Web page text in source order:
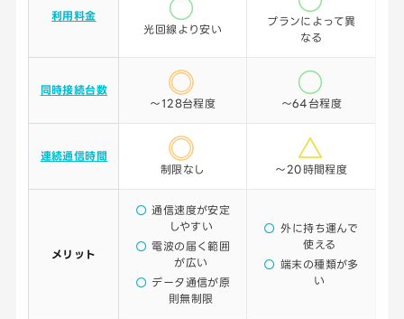
利用料金
光回線より安い
プランによって異
なる
同時接続台数
～128台程度
～64台程度
連続通信時間
制限なし
～20時間程度
メリット
通信速度が安定
しやすい
電波の届く範囲
が広い
データ通信が原
則無制限
外に持ち運んで
使える
端末の種類が多
い